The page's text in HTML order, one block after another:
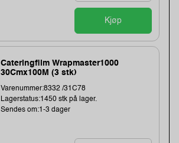
Kjøp
Cateringfilm Wrapmaster1000
30Cmx100M (3 stk)
Varenummer:8332 /31C78
Lagerstatus:1450 stk på lager.
Sendes om:1-3 dager